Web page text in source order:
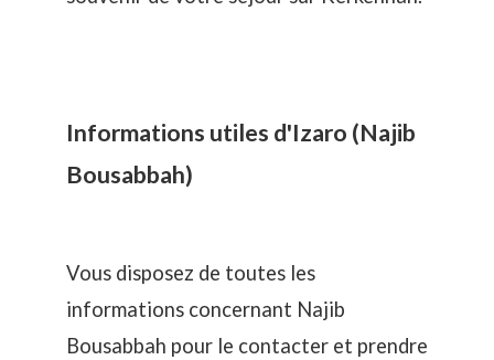
Informations utiles d'Izaro (Najib
Bousabbah)
Vous disposez de toutes les
informations concernant Najib
Bousabbah pour le contacter et prendre